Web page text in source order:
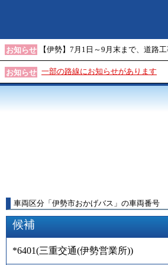
お知らせ 【伊勢】7月1日～9月末まで、道路
お知らせ 一部の路線にお知らせがあります
車両区分 「 伊勢市おかげバス 」 の車両番号
候補
*6401(三重交通(伊勢営業所))